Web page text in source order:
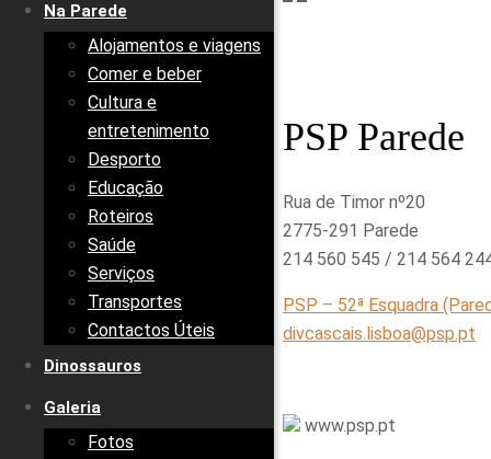
Na Parede
Alojamentos e viagens
Comer e beber
Cultura e
entretenimento
Desporto
Educação
Roteiros
Saúde
Serviços
Transportes
Contactos Úteis
Dinossauros
Galeria
Fotos
PSP Parede
Rua de Timor nº20
2775-291 Parede
214 560 545 / 214 564
PSP – 52ª Esquadra
divcascais.lisboa@psp.pt
www.psp.pt